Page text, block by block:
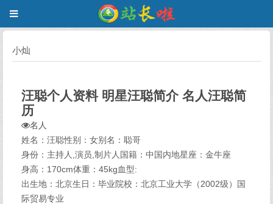
小灿
汪聪个人资料 明星汪聪简介 名人汪聪简
历
名人
姓名：汪聪性别：女别名：聪哥
身份：主持人,演员,制片人国籍：中国内地星座：金牛座
身高：170cm体重：45kg血型:
出生地：北京生日：毕业院校：北京工业大学（2002级）国
际贸易专业